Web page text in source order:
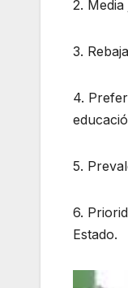
2.
3.
4.
5.
6.
Estado.